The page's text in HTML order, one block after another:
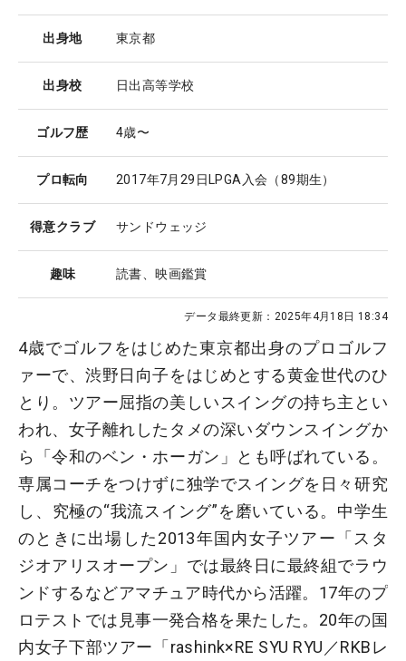
出身地 東京都
出身校 日出高等学校
ゴルフ歴 4歳〜
プロ転向 2017年7月29日LPGA入会（89期生）
得意クラブ サンドウェッジ
趣味 読書、映画鑑賞
データ最終更新： 2025年4月18日 18:34
4歳でゴルフをはじめた東京都出身のプロゴルフ
ァーで、渋野日向子をはじめとする黄金世代のひ
とり。ツアー屈指の美しいスイングの持ち主とい
われ、女子離れしたタメの深いダウンスイングか
ら「令和のベン・ホーガン」とも呼ばれている。
専属コーチをつけずに独学でスイングを日々研究
し、究極の“我流スイング”を磨いている。中学生
のときに出場した2013年国内女子ツアー「スタ
ジオアリスオープン」では最終日に最終組でラウ
ンドするなどアマチュア時代から活躍。17年のプ
ロテストでは見事一発合格を果たした。20年の国
内女子下部ツアー「rashink×RE SYU RYU／RKBレ